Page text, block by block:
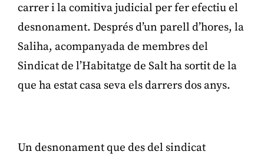
carrer i la comitiva judicial per fer efectiu el
desnonament. Després d’un parell d’hores, la
Saliha, acompanyada de membres del
Sindicat de l’Habitatge de Salt ha sortit de la
que ha estat casa seva els darrers dos anys.
Un desnonament que des del sindicat